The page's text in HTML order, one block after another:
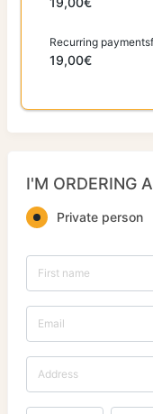
Recurring payments
19,00€
I'M ORDERING
Private person